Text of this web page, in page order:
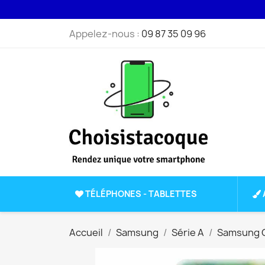
Appelez-nous : 09 87 35 09 96
TÉLÉPHONES - TABLETTES
Accueil Samsung Série A Samsung